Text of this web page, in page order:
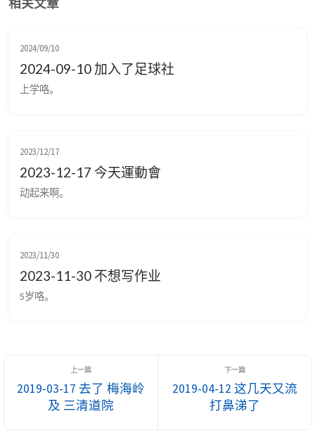
相关文章
2024/09/10
2024-09-10 加入了足球社
上学咯。
2023/12/17
2023-12-17 今天運動會
动起来啊。
2023/11/30
2023-11-30 不想写作业
5岁咯。
2019-03-17 去了 梅海岭
及 三清道院
2019-04-12 这几天又流
打鼻涕了